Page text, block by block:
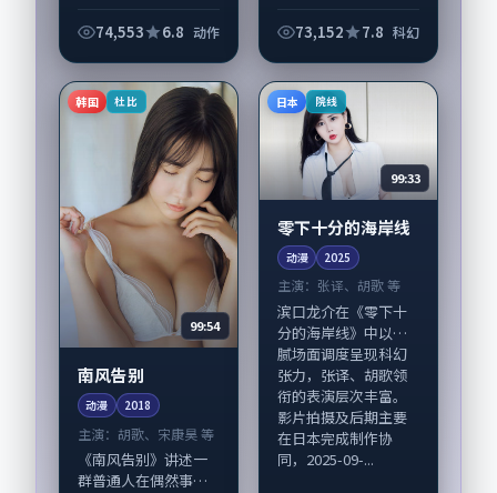
张力，孙俪、章子怡
主要在日本完成制作
协同，2022-10...
74,553 6.8 动作
机与生活细节的咬
2024年面世后在影
迷...
73,152 7.8 科幻
韩国 杜比
99:54
南风告别
动漫 2018
主演： 胡歌、宋康昊 等
《南风告别》讲述一
群普通人在偶然事件
日本 院线
99:33
零下十分的海岸线
动漫 2025
主演： 张译、胡歌 等
滨口龙介在《零下十
分的海岸线》中以细
腻场面调度呈现科幻
张力，张译、胡歌领
衔的表演层次丰富。
影片拍摄及后期主要
在日本完成制作协
同，2025-09-...